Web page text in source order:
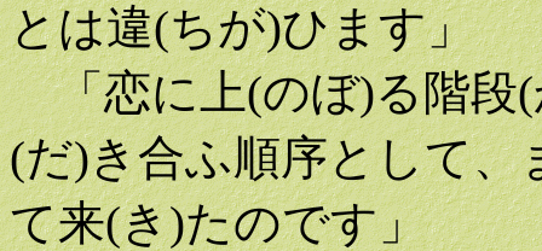
とは違(ちが)ひます」
「恋に上(のぼ)る階段(
(だ)き合ふ順序として
て来(き)たのです」